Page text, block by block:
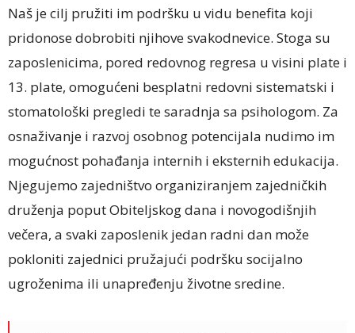
Naš je cilj pružiti im podršku u vidu benefita koji
pridonose dobrobiti njihove svakodnevice. Stoga su
zaposlenicima, pored redovnog regresa u visini plate i
13. plate, omogućeni besplatni redovni sistematski i
stomatološki pregledi te saradnja sa psihologom. Za
osnaživanje i razvoj osobnog potencijala nudimo im
mogućnost pohađanja internih i eksternih edukacija.
Njegujemo zajedništvo organiziranjem zajedničkih
druženja poput Obiteljskog dana i novogodišnjih
večera, a svaki zaposlenik jedan radni dan može
pokloniti zajednici pružajući podršku socijalno
ugroženima ili unapređenju životne sredine.